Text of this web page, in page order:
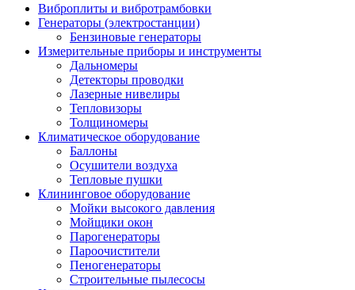
Виброплиты и вибротрамбовки
Генераторы (электростанции)
Бензиновые генераторы
Измерительные приборы и инструменты
Дальномеры
Детекторы проводки
Лазерные нивелиры
Тепловизоры
Толщиномеры
Климатическое оборудование
Баллоны
Осушители воздуха
Тепловые пушки
Клининговое оборудование
Мойки высокого давления
Мойщики окон
Парогенераторы
Пароочистители
Пеногенераторы
Строительные пылесосы